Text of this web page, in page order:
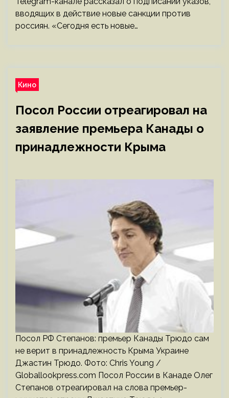
вводящих в действие новые санкции против
россиян. «Сегодня есть новые…
Кино
Посол России отреагировал на
заявление премьера Канады о
принадлежности Крыма
Посол РФ Степанов: премьер Канады Трюдо сам
не верит в принадлежность Крыма Украине
Джастин Трюдо. Фото: Chris Young /
Globallookpress.com Посол России в Канаде Олег
Степанов отреагировал на слова премьер-